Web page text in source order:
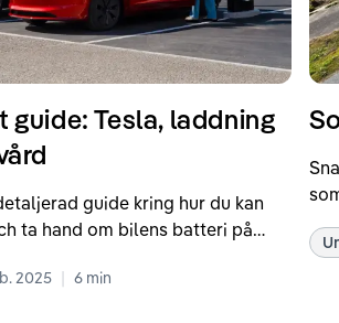
guide: Tesla, laddning
guide kring hur du kan
ta hand om bilens batteri på
samt våra egna erfarenheter
2025 | 6 min